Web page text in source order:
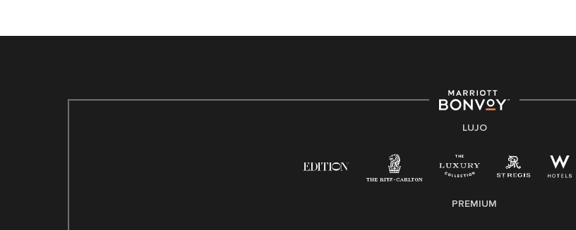
motivos de discapacidad, condición de veterano o
cualquier otra base protegida por leyes federales,
E-Verify Inglés/Español
Derecho a trabajar inglés/español
LUJO
PREMIUM